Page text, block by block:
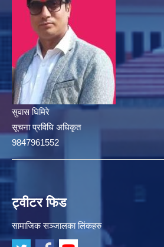
सुवास घिमिरे
सूचना प्रविधि अधिकृत
9847961552
ट्वीटर फिड
सामाजिक सञ्जालका लिंकहरु